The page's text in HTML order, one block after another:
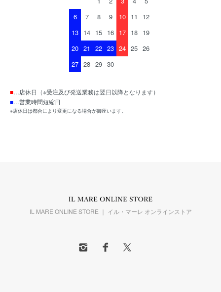
6
7 8 9 10 11
12
13 14 15 16 17 18 19
20 21 22 23 24 25 26
27 28 29 30
■…店休日（※受注及び発送業務は翌日以降となります）
■…営業時間短縮日
※店休日は都合により変更になる場合が御座います。
IL MARE ONLINE STORE ｜ イル・マーレ オンラインストア